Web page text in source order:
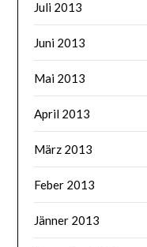
Juli 2013
Juni 2013
Mai 2013
April 2013
März 2013
Feber 2013
Jänner 2013